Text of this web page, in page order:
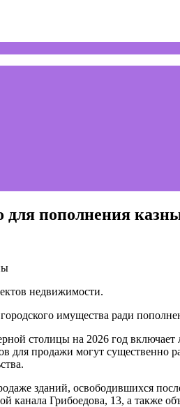
для пополнения
недвижимости.
имущества ради
столицы на 2026 год
для продажи могут
зданий, освободившихся
Грибоедова, 13, а также